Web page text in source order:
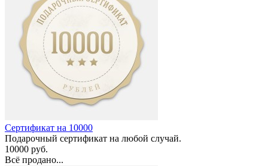
Сертификат на 10000
Подарочный сертификат на любой случай.
10000 руб.
Всё продано...